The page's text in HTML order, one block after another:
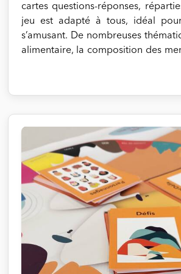
cartes questions-réponses,
jeu est adapté à tous, idéal
s’amusant. De nombreuses thématiques: L’équilibre
alimentaire, la composition des
consommation, la saisonnalité
pleins d’autres sujets !